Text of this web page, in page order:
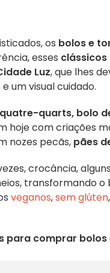
os bolos e
esses
Luz, que lhes
um visual cuidado.
quarts, bolo
hoje com criações
nozes pecãs, pães
crocância,
transformando o
veganos,sem glúten
para comprar